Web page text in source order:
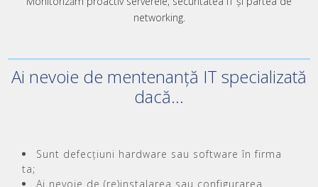
networking.
Ai nevoie de mentenanță IT specializată
dacă...
Sunt defecțiuni hardware sau software în firma
ta;
Ai nevoie de (re)instalarea sau configurarea